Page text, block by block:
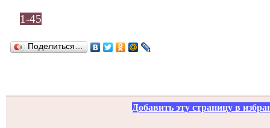
1-45
Поделиться…
Добавить эту страницу в